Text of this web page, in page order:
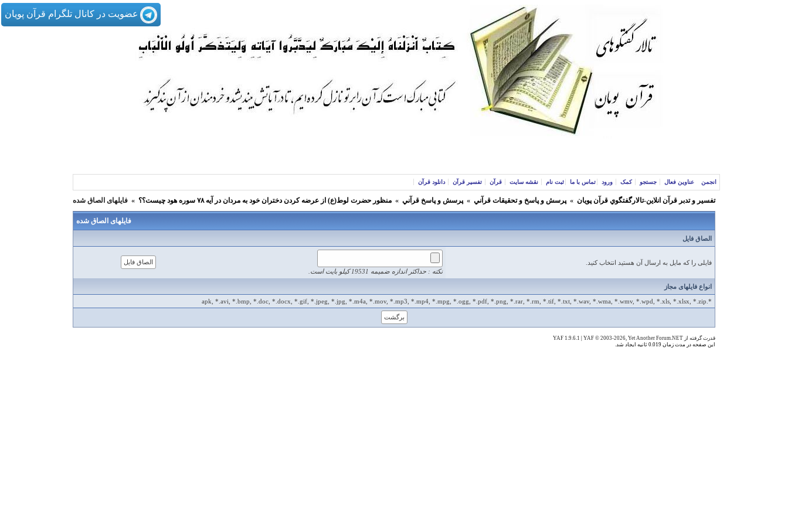
عضویت در کانال تلگرام قرآن پویان
انجمن عناوین فعال جستجو کمک ورود تماس با ما ثبت نام نقشه سایت قرآن تفسیر قرآن دانلود قرآن
تفسير و‌ تدبر قرآن انلاين-تالارگفتگوي قرآن پویان » پرسش و پاسخ و تحقيقات قرآني » پرسش و پاسخ قرآني » منظور حضرت لوط(ع) از عرضه کردن دختران خود به مردان در آیه ۷۸ سوره هود چیست؟؟ » فایلهای الصاق شده
فایلهای الصاق شده
الصاق فایل
فایلی را که مایل به ارسال آن هستید انتخاب کنید.
نکته : حداکثر اندازه ضمیمه 19531 کیلو بایت است.
انواع فایلهای مجاز
*.apk, *.avi, *.bmp, *.doc, *.docx, *.gif, *.jpeg, *.jpg, *.m4a, *.mov, *.mp3, *.mp4, *.mpg, *.ogg, *.pdf, *.png, *.rar, *.rm, *.tif, *.txt, *.wav, *.wma, *.wmv, *.wpd, *.xls, *.xlsx, *.zip
قدرت گرفته از YAF 1.9.6.1 YAF © 2003-2026, Yet Another Forum.NET
این صفحه در مدت زمان 0.019 ثانیه ایجاد شد.